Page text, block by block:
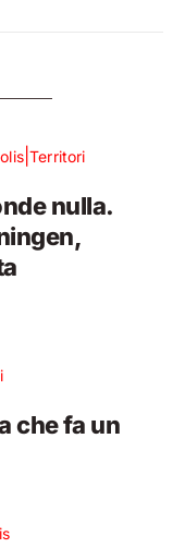
|Territori
nulla.
che fa un